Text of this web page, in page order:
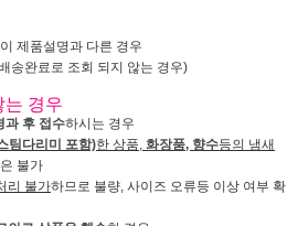
품설명과 다른 경우
완료로 조회 되지 않는 경우)
는 경우
과 후 접수하시는 경우
팀다리미 포함)한 상품, 화장품, 향수등의 냄새
은 불가
리 불가하므로 불량, 사이즈 오류등 이상 여부 확